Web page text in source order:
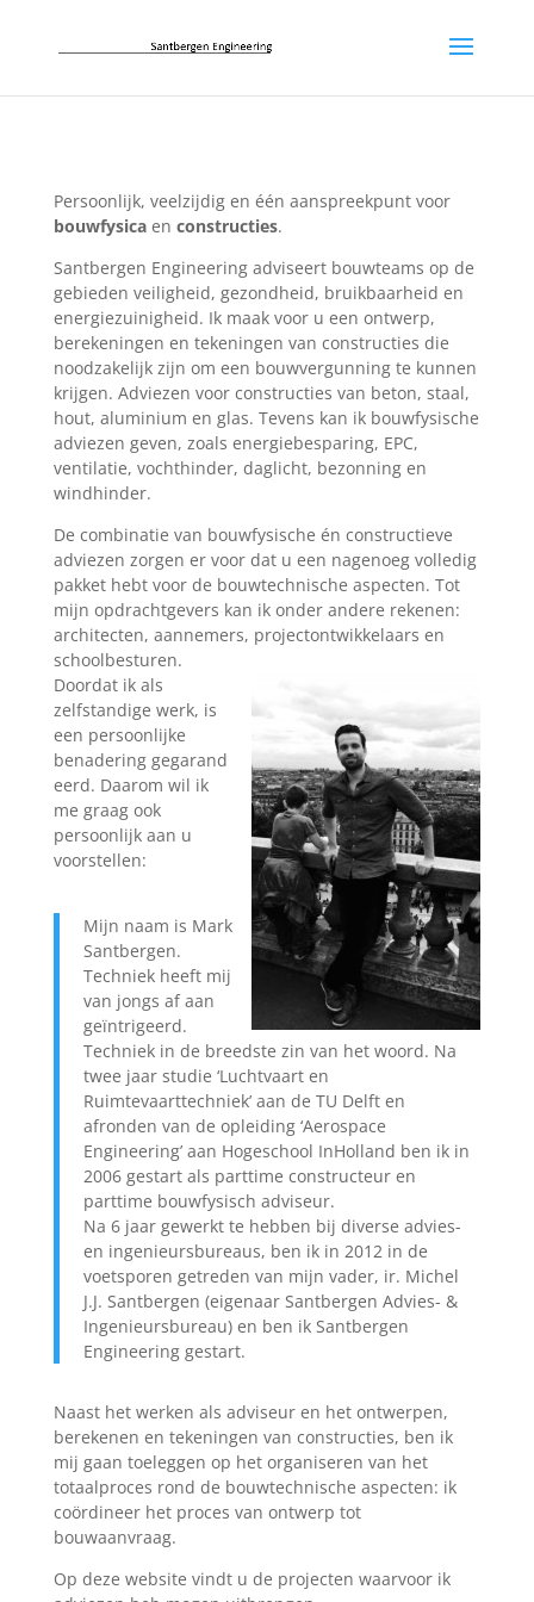
Persoonlijk, veelzijdig en één aanspreekpunt voor
bouwfysicaen constructies.
Santbergen Engineering adviseert bouwteams op de
gebieden veiligheid, gezondheid, bruikbaarheid en
energiezuinigheid. Ik maak voor u een ontwerp,
berekeningen en tekeningen van constructies die
noodzakelijk zijn om een bouwvergunning te kunnen
krijgen. Adviezen voor constructies van beton, staal,
hout, aluminium en glas. Tevens kan ik bouwfysische
adviezen geven, zoals energiebesparing, EPC,
ventilatie, vochthinder, daglicht, bezonning en
windhinder.
De combinatie van bouwfysische én constructieve
adviezen zorgen er voor dat u een nagenoeg volledig
pakket hebt voor de bouwtechnische aspecten. Tot
mijn opdrachtgevers kan ik onder andere rekenen:
architecten, aannemers, projectontwikkelaars en
schoolbesturen.
Doordat ik als
zelfstandige werk, is
een persoonlijke
benadering gegarand
eerd. Daarom wil ik
me graag ook
persoonlijk aan u
voorstellen:
Mijn naam is Mark
Santbergen.
Techniek heeft mij
van jongs af aan
geïntrigeerd.
Techniek in de breedste zin van het woord. Na
twee jaar studie ‘Luchtvaart en
Ruimtevaarttechniek’ aan de TU Delft en
afronden van de opleiding ‘Aerospace
Engineering’ aan Hogeschool InHolland ben ik in
2006 gestart als parttime constructeur en
parttime bouwfysisch adviseur.
Na 6 jaar gewerkt te hebben bij diverse advies-
en ingenieursbureaus, ben ik in 2012 in de
voetsporen getreden van mijn vader, ir. Michel
J.J. Santbergen (eigenaar Santbergen Advies- &
Ingenieursbureau) en ben ik Santbergen
Engineering gestart.
Naast het werken als adviseur en het ontwerpen,
berekenen en tekeningen van constructies, ben ik
mij gaan toeleggen op het organiseren van het
totaalproces rond de bouwtechnische aspecten: ik
coördineer het proces van ontwerp tot
bouwaanvraag.
Op deze website vindt u de projecten waarvoor ik